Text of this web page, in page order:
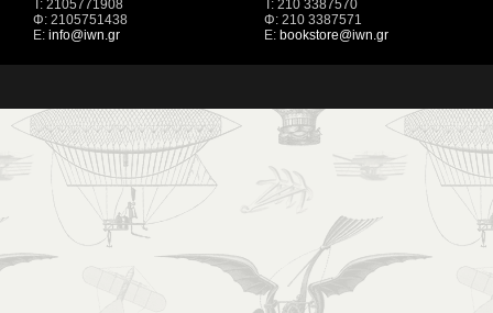
Τ: 2105771908
Φ: 2105751438
Ε: info@iwn.gr
Τ: 210 3387570
Φ: 210 3387571
Ε: bookstore@iwn.gr